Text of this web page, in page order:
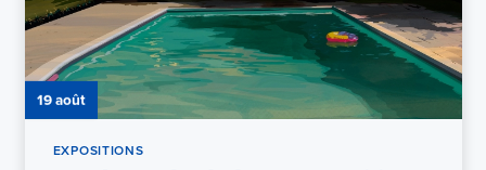
19 août
EXPOSITIONS